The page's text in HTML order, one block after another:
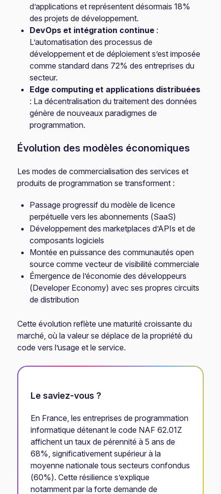
d’applications et représentent désormais 18%
des projets de développement.
DevOps et intégration continue :
L’automatisation des processus de
développement et de déploiement s’est imposée
comme standard dans 72% des entreprises du
secteur.
Edge computing et applications distribuées
: La décentralisation du traitement des données
génère de nouveaux paradigmes de
programmation.
Évolution des modèles économiques
Les modes de commercialisation des services et
produits de programmation se transforment :
Passage progressif du modèle de licence
perpétuelle vers les abonnements (SaaS)
Développement des marketplaces d’APIs et de
composants logiciels
Montée en puissance des communautés open
source comme vecteur de visibilité commerciale
Émergence de l’économie des développeurs
(Developer Economy) avec ses propres circuits
de distribution
Cette évolution reflète une maturité croissante du
marché, où la valeur se déplace de la propriété du
code vers l’usage et le service.
Le saviez-vous ?
En France, les entreprises de programmation
informatique détenant le code NAF 62.01Z
affichent un taux de pérennité à 5 ans de
68%, significativement supérieur à la
moyenne nationale tous secteurs confondus
(60%). Cette résilience s’explique
notamment par la forte demande de